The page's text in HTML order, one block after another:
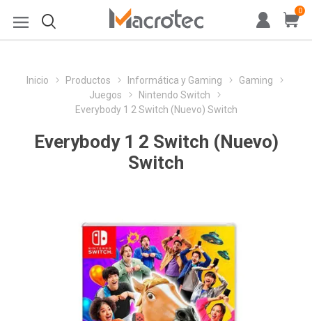
0
Inicio Productos Informática y Gaming
Gaming
Juegos
Nintendo Switch
Everybody 1 2 Switch (Nuevo) Switch
Everybody 1 2 Switch (Nuevo)
Switch